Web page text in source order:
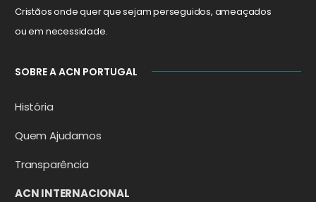
Cristãos onde quer que sejam perseguidos, ameaçados
ou em necessidade.
SOBRE A ACN PORTUGAL
História
Quem Ajudamos
Transparência
ACN INTERNACIONAL